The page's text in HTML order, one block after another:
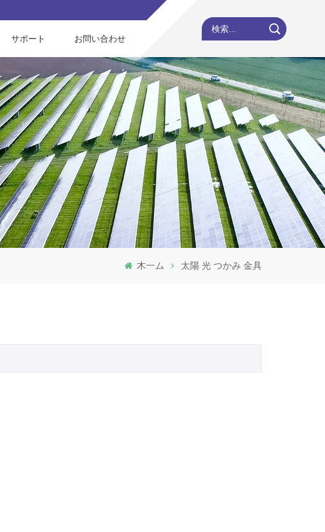
サポート お問い合わせ
検索...
木一ム 太陽 光 つかみ 金具